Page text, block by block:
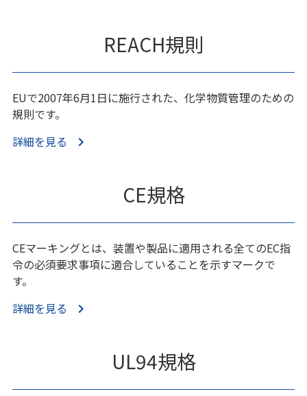
REACH規則
EUで2007年6月1日に施行された、化学物質管理のための
規則です。
詳細を見る
CE規格
CEマーキングとは、装置や製品に適用される全てのEC指
令の必須要求事項に適合していることを示すマークで
す。
詳細を見る
UL94規格